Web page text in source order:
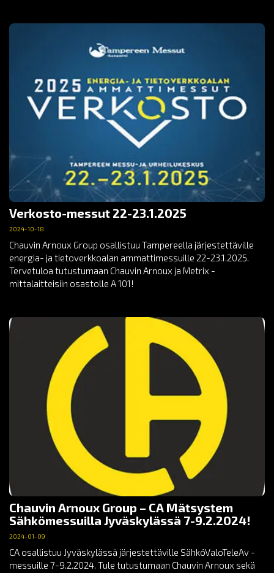
Verkosto-messut 22-23.1.2025
2024-10-18
Chauvin Arnoux Group osallistuu Tampereella järjestettäville
energia- ja tietoverkkoalan ammattimessuille 22-23.1.2025.
Tervetuloa tutustumaan Chauvin Arnoux ja Metrix -
mittalaitteisiin osastolle A 101!
Chauvin Arnoux Group – CA Mätsystem
Sähkömessuilla Jyväskylässä 7-9.2.2024!
2024-01-09
CA osallistuu Jyväskylässä järjestettäville SähköValoTeleAv -
messuille 7-9.2.2024. Tule tutustumaan Chauvin Arnoux sekä